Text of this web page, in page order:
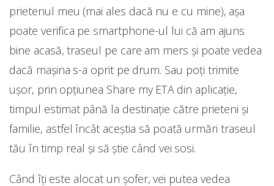
prietenul meu (mai ales dacă nu e cu mine), așa
poate verifica pe smartphone-ul lui că am ajuns
bine acasă, traseul pe care am mers și poate vedea
dacă mașina s-a oprit pe drum. Sau poți trimite
ușor, prin opțiunea Share my ETA din aplicație,
timpul estimat până la destinaţie către prieteni şi
familie, astfel încât aceştia să poată urmări traseul
tău în timp real şi să ştie când vei sosi.
Când îţi este alocat un şofer, vei putea vedea